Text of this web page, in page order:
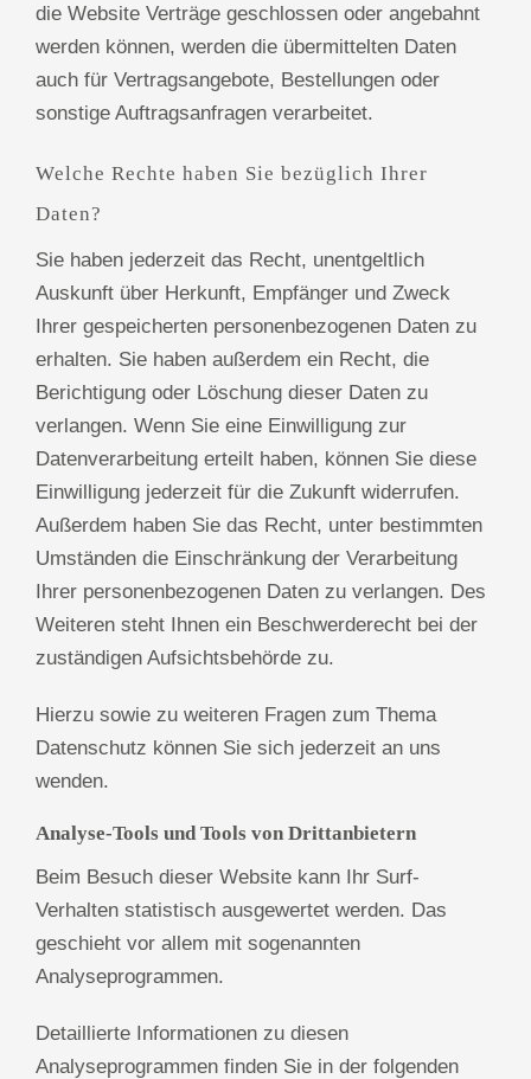
die Website Verträge geschlossen oder angebahnt
werden können, werden die übermittelten Daten
auch für Vertragsangebote, Bestellungen oder
sonstige Auftragsanfragen verarbeitet.
Welche Rechte haben Sie bezüglich Ihrer
Daten?
Sie haben jederzeit das Recht, unentgeltlich
Auskunft über Herkunft, Empfänger und Zweck
Ihrer gespeicherten personenbezogenen Daten zu
erhalten. Sie haben außerdem ein Recht, die
Berichtigung oder Löschung dieser Daten zu
verlangen. Wenn Sie eine Einwilligung zur
Datenverarbeitung erteilt haben, können Sie diese
Einwilligung jederzeit für die Zukunft widerrufen.
Außerdem haben Sie das Recht, unter bestimmten
Umständen die Einschränkung der Verarbeitung
Ihrer personenbezogenen Daten zu verlangen. Des
Weiteren steht Ihnen ein Beschwerderecht bei der
zuständigen Aufsichtsbehörde zu.
Hierzu sowie zu weiteren Fragen zum Thema
Datenschutz können Sie sich jederzeit an uns
wenden.
Analyse-Tools und Tools von Dritt­anbietern
Beim Besuch dieser Website kann Ihr Surf-
Verhalten statistisch ausgewertet werden. Das
geschieht vor allem mit sogenannten
Analyseprogrammen.
Detaillierte Informationen zu diesen
Analyseprogrammen finden Sie in der folgenden